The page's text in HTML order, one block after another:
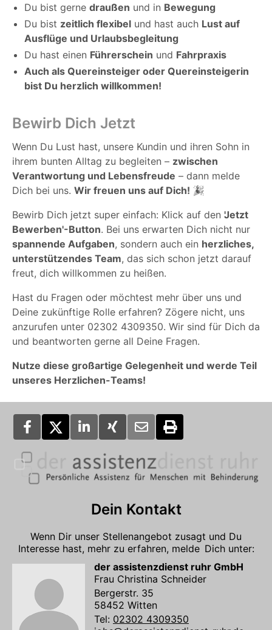
Du bist gerne draußen und in Bewegung
Du bist zeitlich flexibel und hast auch Lust auf
Ausflüge und Urlaubsbegleitung
Du hast einen Führerschein und Fahrpraxis
Auch als Quereinsteiger oder Quereinsteigerin
bist Du herzlich willkommen!
Bewirb Dich Jetzt
Wenn Du Lust hast, unsere Kundin und ihren Sohn in
ihrem bunten Alltag zu begleiten – zwischen
Verantwortung und Lebensfreude – dann melde
Dich bei uns. Wir freuen uns auf Dich! 🎉
Bewirb Dich jetzt super einfach: Klick auf den 'Jetzt
Bewerben'-Button. Bei uns erwarten Dich nicht nur
spannende Aufgaben, sondern auch ein herzliches,
unterstützendes Team, das sich schon jetzt darauf
freut, dich willkommen zu heißen.
Hast du Fragen oder möchtest mehr über uns und
Deine zukünftige Rolle erfahren? Zögere nicht, uns
anzurufen unter 02302 4309350. Wir sind für Dich da
und beantworten gerne all Deine Fragen.
Nutze diese großartige Gelegenheit und werde Teil
unseres Herzlichen-Teams!
Dein Kontakt
Wenn Dir unser Stellenangebot zusagt und Du
Interesse hast, mehr zu erfahren, melde Dich unter:
der assistenzdienst ruhr GmbH
Frau Christina Schneider
Bergerstr. 35
58452 Witten
Tel: 02302 4309350